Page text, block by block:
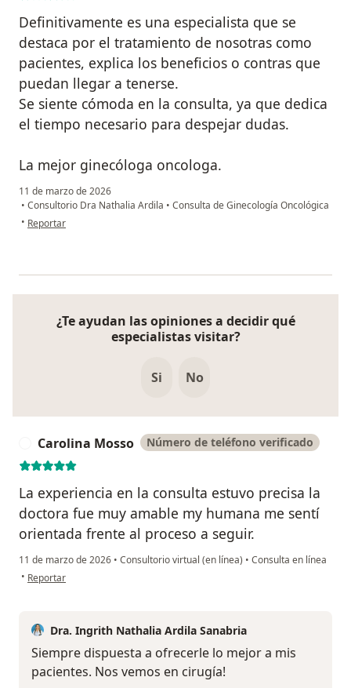
Definitivamente es una especialista que se
destaca por el tratamiento de nosotras como
pacientes, explica los beneficios o contras que
puedan llegar a tenerse.
Se siente cómoda en la consulta, ya que dedica
el tiempo necesario para despejar dudas.
La mejor ginecóloga oncologa.
11 de marzo de 2026
• Consultorio Dra Nathalia Ardila • Consulta de Ginecología Oncológica
• en opinión del usuario Laura camila
Reportar
¿Te ayudan las opiniones a decidir qué
especialistas visitar?
Si No
Carolina Mosso Número de teléfono verificado
La experiencia en la consulta estuvo precisa la
doctora fue muy amable my humana me sentí
orientada frente al proceso a seguir.
11 de marzo de 2026 • Consultorio virtual (en línea) • Consulta en línea
• en opinión del usuario Carolina Mosso
Reportar
Dra. Ingrith Nathalia Ardila Sanabria
Siempre dispuesta a ofrecerle lo mejor a mis
pacientes. Nos vemos en cirugía!